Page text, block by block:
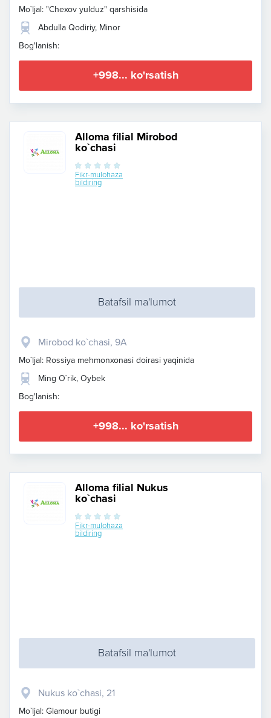
Mo`ljal: "Chexov yulduz" qarshisida
Abdulla Qodiriy, Minor
Bog'lanish:
+998... ko'rsatish
Alloma filial Mirobod
ko`chasi
Fikr-mulohaza
bildiring
Batafsil ma'lumot
Mirobod ko`chasi, 9A
Mo`ljal: Rossiya mehmonxonasi doirasi yaqinida
Ming O`rik, Oybek
Bog'lanish:
+998... ko'rsatish
Alloma filial Nukus
ko`chasi
Fikr-mulohaza
bildiring
Batafsil ma'lumot
Nukus ko`chasi, 21
Mo`ljal: Glamour butigi